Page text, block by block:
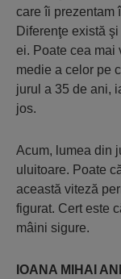
care îi prezentam
Diferenţe există
ei. Poate cea mai
medie a celor pe
jurul a 35 de ani,
jos.
Acum, lumea din
uluitoare. Poate
această viteză
figurat. Cert este
mâini sigure.
IOANA MIHAI